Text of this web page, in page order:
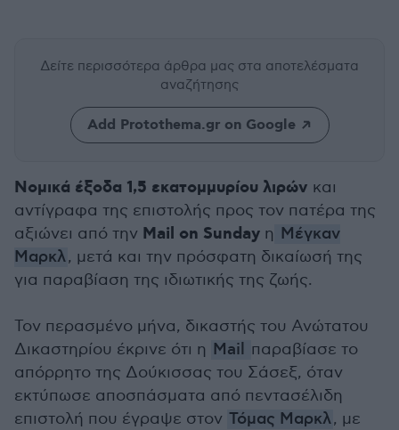
Δείτε περισσότερα άρθρα μας στα αποτελέσματα
αναζήτησης
Add Protothema.gr on Google
Νομικά έξοδα 1,5 εκατομμυρίου λιρών και
αντίγραφα της επιστολής προς τον πατέρα της
αξιώνει από την Mail on Sunday η Μέγκαν
Μαρκλ, μετά και την πρόσφατη δικαίωσή της
για παραβίαση της ιδιωτικής της ζωής.
Τον περασμένο μήνα, δικαστής του Ανώτατου
Δικαστηρίου έκρινε ότι η Mail παραβίασε το
απόρρητο της Δούκισσας του Σάσεξ, όταν
εκτύπωσε αποσπάσματα από πεντασέλιδη
επιστολή που έγραψε στον Τόμας Μαρκλ, με